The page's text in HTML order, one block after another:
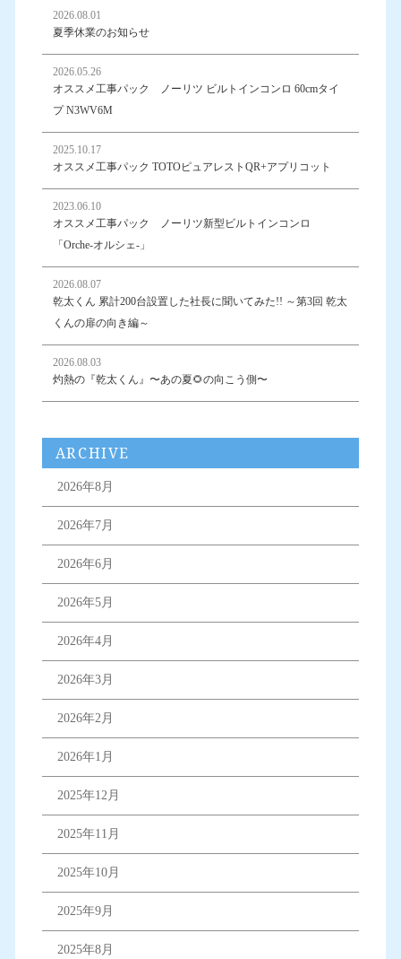
2026.08.01
夏季休業のお知らせ
2026.05.26
オススメ工事パック ノーリツ ビルトインコンロ 60cmタイ
プ N3WV6M
2025.10.17
オススメ工事パック TOTOピュアレストQR+アプリコット
2023.06.10
オススメ工事パック ノーリツ新型ビルトインコンロ
「Orche-オルシェ-」
2026.08.07
乾太くん 累計200台設置した社長に聞いてみた!! ～第3回 乾太
くんの扉の向き編～
2026.08.03
灼熱の『乾太くん』〜あの夏🌻の向こう側〜
ARCHIVE
2026年8月
2026年7月
2026年6月
2026年5月
2026年4月
2026年3月
2026年2月
2026年1月
2025年12月
2025年11月
2025年10月
2025年9月
2025年8月